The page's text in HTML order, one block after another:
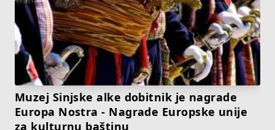
Muzej Sinjske alke dobitnik je nagrade
Europa Nostra - Nagrade Europske unije
za kulturnu baštinu